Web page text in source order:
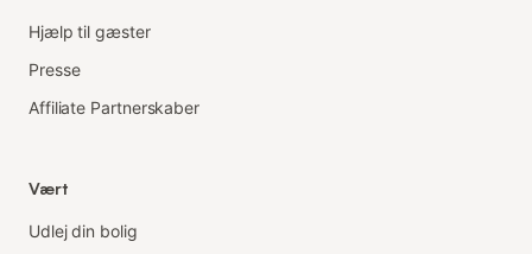
Hjælp til gæster
Presse
Affiliate Partnerskaber
Vært
Udlej din bolig